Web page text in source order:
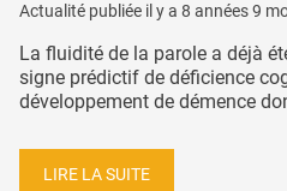
Actualité publiée il y a 8 années 9
La fluidité de la parole a déjà
signe prédictif de déficience
développement de démence
LIRE LA SUITE